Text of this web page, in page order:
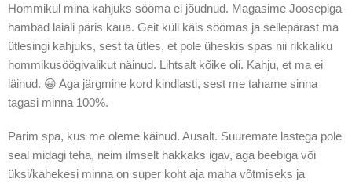
Hommikul mina kahjuks sööma ei jõudnud. Magasime Joosepiga
hambad laiali päris kaua. Geit küll käis söömas ja sellepärast ma
ütlesingi kahjuks, sest ta ütles, et pole üheskis spas nii rikkaliku
hommikusöögivalikut näinud. Lihtsalt kõike oli. Kahju, et ma ei
läinud. 😀 Aga järgmine kord kindlasti, sest me tahame sinna
tagasi minna 100%.
Parim spa, kus me oleme käinud. Ausalt. Suuremate lastega pole
seal midagi teha, neim ilmselt hakkaks igav, aga beebiga või
üksi/kahekesi minna on super koht aja maha võtmiseks ja